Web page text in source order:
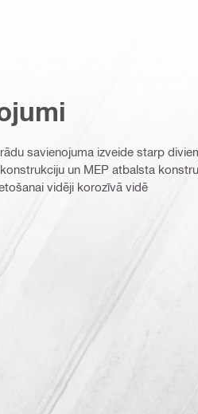
savienojuma izveide starp
un MEP atbalsta
vidēji korozīvā vidē